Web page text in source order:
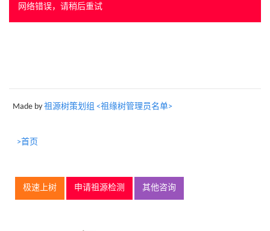
网络错误，请稍后重试
Made by 祖源树策划组 <祖缘树管理员名单>
>首页
极速上树 申请祖源检测 其他咨询